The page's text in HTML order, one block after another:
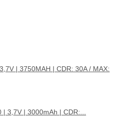
| 3750MAH | CDR: 30A / MAX: